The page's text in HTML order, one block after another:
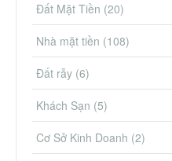
Đất Mặt Tiền (20)
Nhà mặt tiền (108)
Đất rẫy (6)
Khách Sạn (5)
Cơ Sở Kinh Doanh (2)